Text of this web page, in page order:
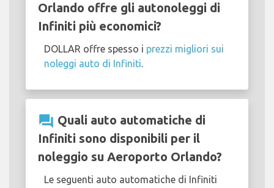
Orlando offre gli autonoleggi di
Infiniti più economici?
DOLLAR offre spesso i prezzi migliori sui
noleggi auto di Infiniti.
question_answer Quali auto automatiche di
Infiniti sono disponibili per il
noleggio su Aeroporto Orlando?
Le seguenti auto automatiche di Infiniti